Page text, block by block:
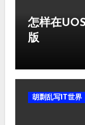
怎样在
版
胡剽乱写IT世界